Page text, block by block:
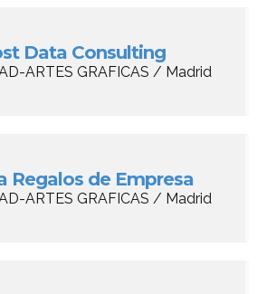
Data Consulting
ARTES GRAFICAS / Madrid
Regalos de Empresa
ARTES GRAFICAS / Madrid